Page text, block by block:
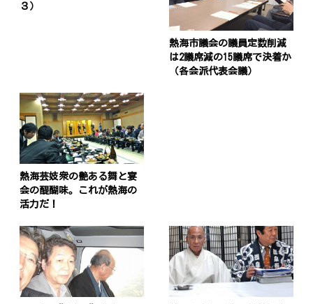
３）
熱海市議会の議員定数削減
は2議席減の15議席で決着か
（各会派代表会議）
熱海芸妓衆の艶ある舞と宴
会の醍醐味。これが熱海の
活力だ！